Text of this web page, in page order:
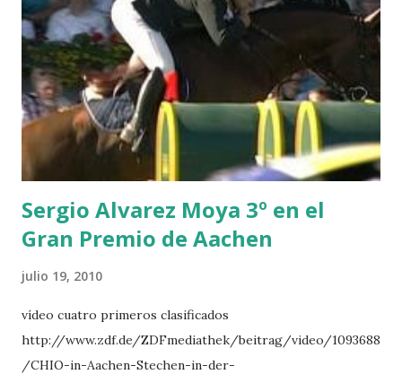
BREEN 9 JALLA DE GAVIERE -RAMZY AL DUHAMI 10
NOVEL -PHILIPPAERTS 3 triple 1 LATE NIGHT -LEVY 2 K
CLUB LADY -O’CONNOR 3 QUICK STUDY - HOUGH 4
LORENZO -AHLMANN 5 L’ESPOIR -GULLIKSEN 6
TOPINAMBOUR -LEPREVOST 7 WISCONSIN 111 -MOYA 8
INTERTOY Z - BRASH 9 HERALD –CORDON 10 SELDANA
DI CAMPALTO -SHARBATLY Vuelta Triunfal... el ganador
del Gran Premio en su vuelta de honor
Sergio Alvarez Moya 3º en el
Gran Premio de Aachen
julio 19, 2010
vídeo cuatro primeros clasificados
http://www.zdf.de/ZDFmediathek/beitrag/video/1093688
/CHIO-in-Aachen-Stechen-in-der-